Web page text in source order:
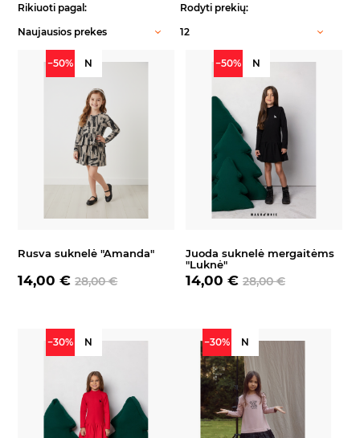
Rikiuoti pagal:
Naujausios prekes
Rodyti prekių:
12
−50% N
Rusva suknelė "Amanda"
14,00 €28,00 €
−50% N
Juoda suknelė mergaitėms
"Luknė"
14,00 € 28,00 €
−30% N −30% N